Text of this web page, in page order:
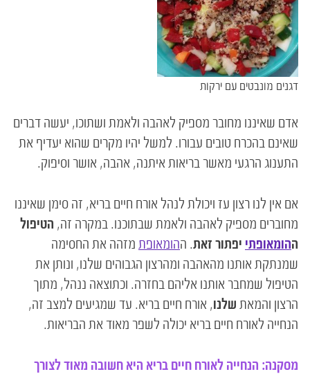
דגנים מונבטים עם ירקות
אדם שאיננו מחובר מספיק לאהבה ולאמת ושתוכו, יעשה דברים
שאינם בהכרח טובים עבורו. למשל יהיו מקרים שהוא יעדיף את
התענוג הרגעי מאשר בריאות איתנה, אהבה, אושר וסיפוק.
אם אין לנו רצון עז ויכולת לנהל אורח חיים בריא, זה סימן שאיננו
מחוברים מספיק לאהבה ולאמת שבתוכנו. במקרה זה, הטיפול
ההומאופתי יפתור זאת. ההומאופת מזהה את החסימה
שמנתקת אותנו מהאהבה ומהרצון הגבוהים שלנו, ונותן את
הטיפול שמחבר אותנו אליהם בחזרה. וכתוצאה ננהל, מתוך
הרצון והמאת שלנו, אורח חיים בריא. עד שמגיעים למצב זה,
הנחייה לאורח חיים בריא יכולה לשפר מאוד את הבריאות.
מסקנה: הנחייה לאורח חיים בריא היא חשובה מאוד לצורך